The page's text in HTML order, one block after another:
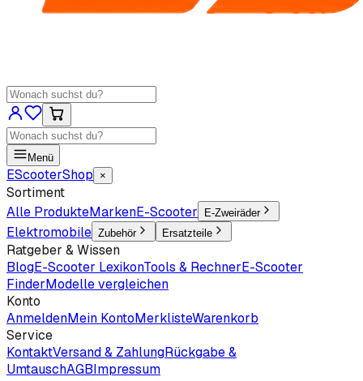
Menü
EScooterShop ×
Sortiment
Alle ProdukteMarkenE-Scooter E-Zweiräder
Elektromobile Zubehör Ersatzteile
Ratgeber & Wissen
BlogE-Scooter LexikonTools & RechnerE-Scooter
FinderModelle vergleichen
Konto
AnmeldenMein KontoMerklisteWarenkorb
Service
KontaktVersand & ZahlungRückgabe &
UmtauschAGBImpressum